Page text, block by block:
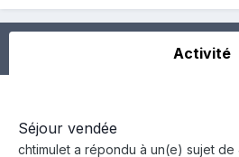
Activité
Séjour vendée
chtimulet a répondu à un(e) sujet de